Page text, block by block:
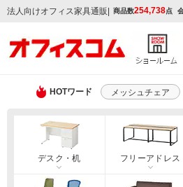
法人向けオフィス家具通販 | 商品数254,738点
HOTワード メッシュチェア
デスク・机 フリーアドレス